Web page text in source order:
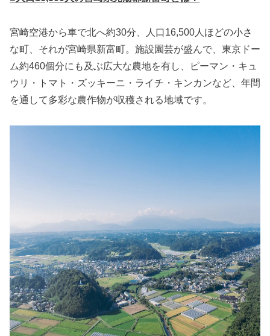
宮崎空港から車で北へ約30分、人口16,500人ほどの小さ
な町、それが宮崎県新富町。施設園芸が盛んで、東京ドー
ム約460個分にも及ぶ広大な農地を有し、ピーマン・キュ
ウリ・トマト・ズッキーニ・ライチ・キンカンなど、年間
を通して多彩な農作物が収穫される地域です。